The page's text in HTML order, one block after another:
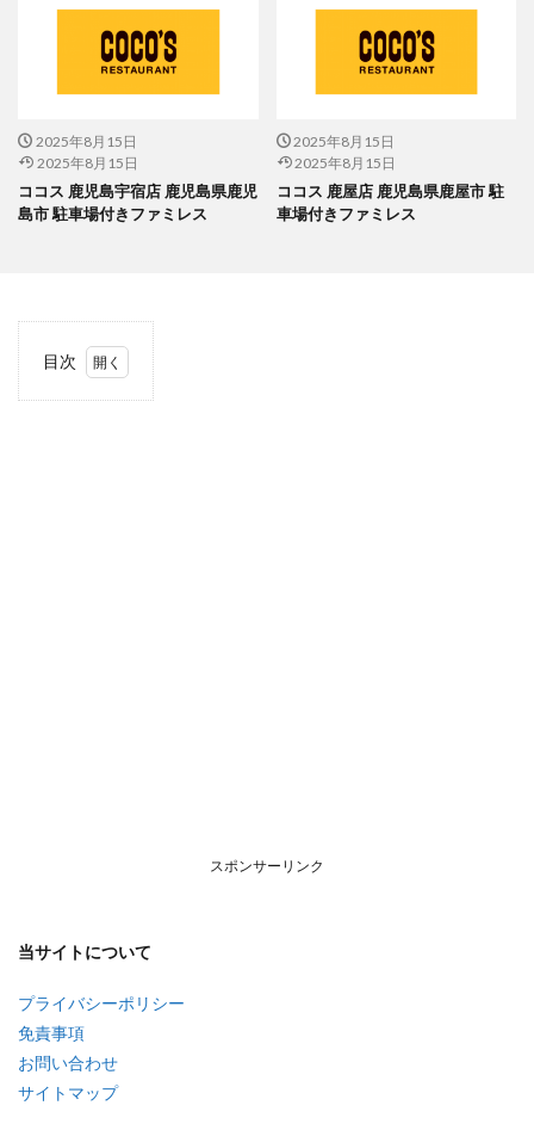
2025年8月15日
2025年8月15日
ココス 鹿児島宇宿店 鹿児島県鹿児
島市 駐車場付きファミレス
2025年8月15日
2025年8月15日
ココス 鹿屋店 鹿児島県鹿屋市 駐
車場付きファミレス
目次
スポンサーリンク
当サイトについて
プライバシーポリシー
免責事項
お問い合わせ
サイトマップ